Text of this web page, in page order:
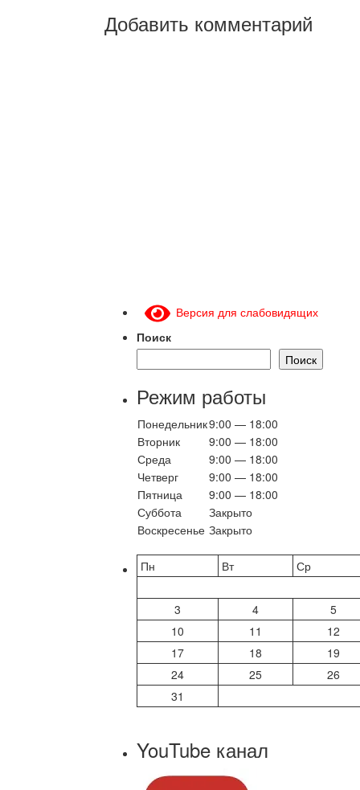
Добавить комментарий
Версия для слабовидящих
Поиск
Поиск
Режим работы
Понедельник9:00 — 18:00
Вторник
9:00 — 18:00
Среда
9:00 — 18:00
Четверг
9:00 — 18:00
Пятница
9:00 — 18:00
Суббота
Закрыто
Воскресенье Закрыто
Пн Вт Ср
3 4
5
10
11
12
17
18
19
24
25
26
31
YouTube канал